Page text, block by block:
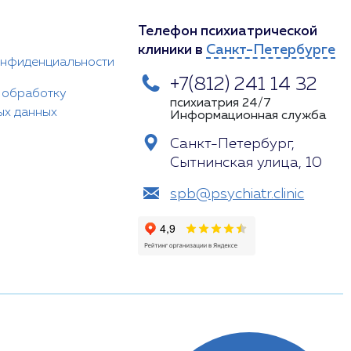
данных
Телефон психиатрической
клиники в Санкт-Петербурге
+7(812) 241 14 32
психиатрия 24/7
Информационная служба
Санкт-Петербург,
Сытнинская улица, 10
spb@psychiatr.clinic